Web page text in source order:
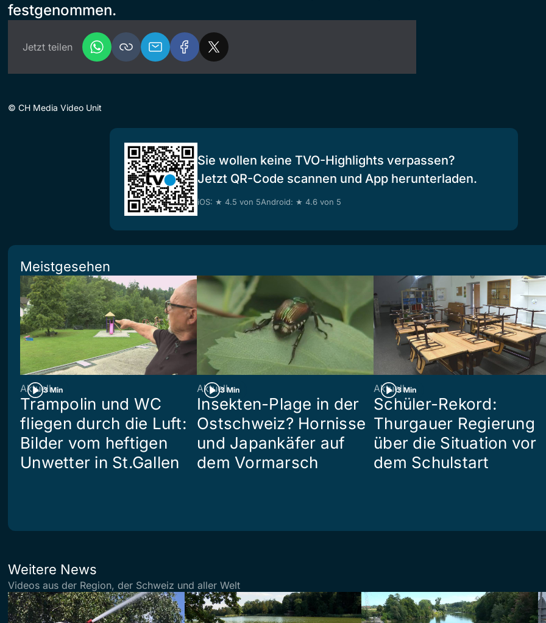
festgenommen.
Jetzt teilen
© CH Media Video Unit
Sie wollen keine TVO-Highlights verpassen?
Jetzt QR-Code scannen und App herunterladen.
iOS: ★ 4.5 von 5Android: ★ 4.6 von 5
Meistgesehen
3 Min
Aktuell
Trampolin und WC
fliegen durch die Luft:
Bilder vom heftigen
Unwetter in St.Gallen
3 Min
Aktuell
Insekten-Plage in der
Ostschweiz? Hornisse
und Japankäfer auf
dem Vormarsch
3 Min
Aktuell
Schüler-Rekord:
Thurgauer Regierung
über die Situation vor
dem Schulstart
Weitere News
Videos aus der Region, der Schweiz und aller Welt